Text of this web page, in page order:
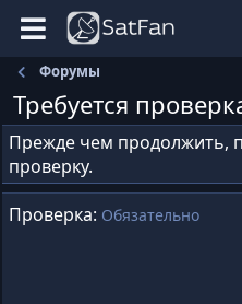
Форумы
Требуется
Прежде чем продолжить,
проверку.
Проверка Обязательно